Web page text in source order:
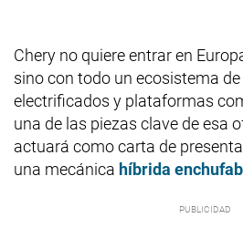
Chery no quiere entrar en
sino con todo un ecosistema
electrificados y plataformas
una de las piezas clave de esa
actuará como carta de
una mecánica híbrida